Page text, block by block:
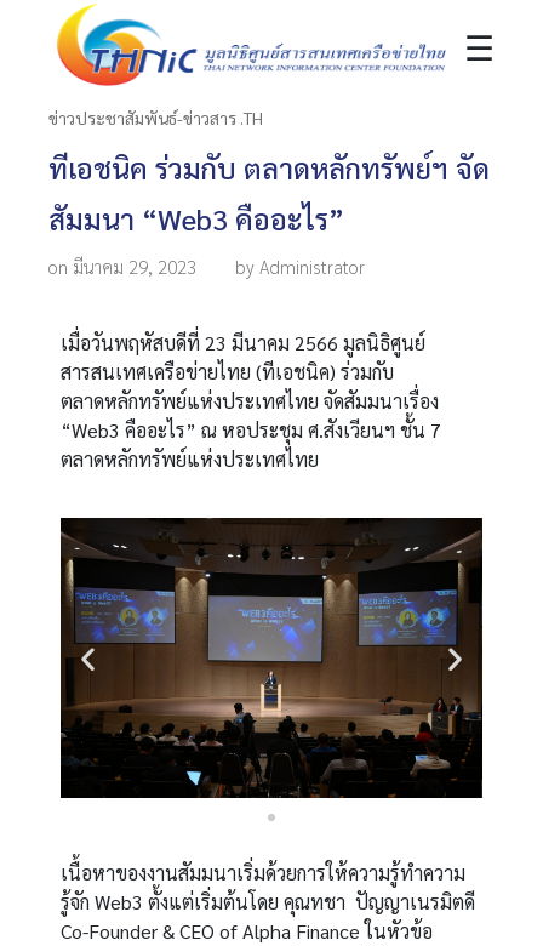
☰
ข่าวประชาสัมพันธ์-ข่าวสาร .TH
ทีเอชนิค ร่วมกับ ตลาดหลักทรัพย์ฯ จัด
สัมมนา “Web3 คืออะไร”
on มีนาคม 29, 2023 by Administrator
เมื่อวันพฤหัสบดีที่ 23 มีนาคม 2566 มูลนิธิศูนย์
สารสนเทศเครือข่ายไทย (ทีเอชนิค) ร่วมกับ
ตลาดหลักทรัพย์แห่งประเทศไทย จัดสัมมนาเรื่อง
“Web3 คืออะไร” ณ หอประชุม ศ.สังเวียนฯ ชั้น 7
ตลาดหลักทรัพย์แห่งประเทศไทย
เนื้อหาของงานสัมมนาเริ่มด้วยการให้ความรู้ทำความ
รู้จัก Web3 ตั้งแต่เริ่มต้นโดย คุณทชา ปัญญาเนรมิตดี
Co-Founder & CEO of Alpha Finance ในหัวข้อ